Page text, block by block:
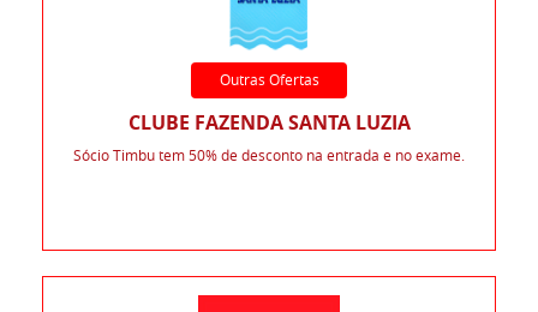
Outras Ofertas
CLUBE FAZENDA SANTA LUZIA
Sócio Timbu tem 50% de desconto na entrada e no exame.